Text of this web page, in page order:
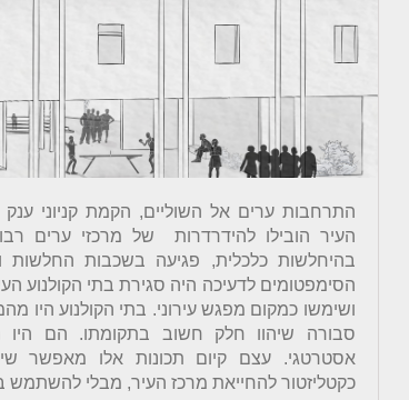
התרחבות ערים אל השוליים, הקמת קניוני
העיר הובילו להידרדרות של מרכזי ערים
בהיחלשות כלכלית, פגיעה בשכבות החלשות
הסימפטומים לדעיכה היה סגירת בתי הקולנוע
ושימשו כמקום מפגש עירוני. בתי הקולנוע היו
סבורה שיהוו חלק חשוב בתקומתו. הם היו
אסטרטגי. עצם קיום תכונות אלו מאפשר
כקטליזטור להחייאת מרכז העיר, מבלי